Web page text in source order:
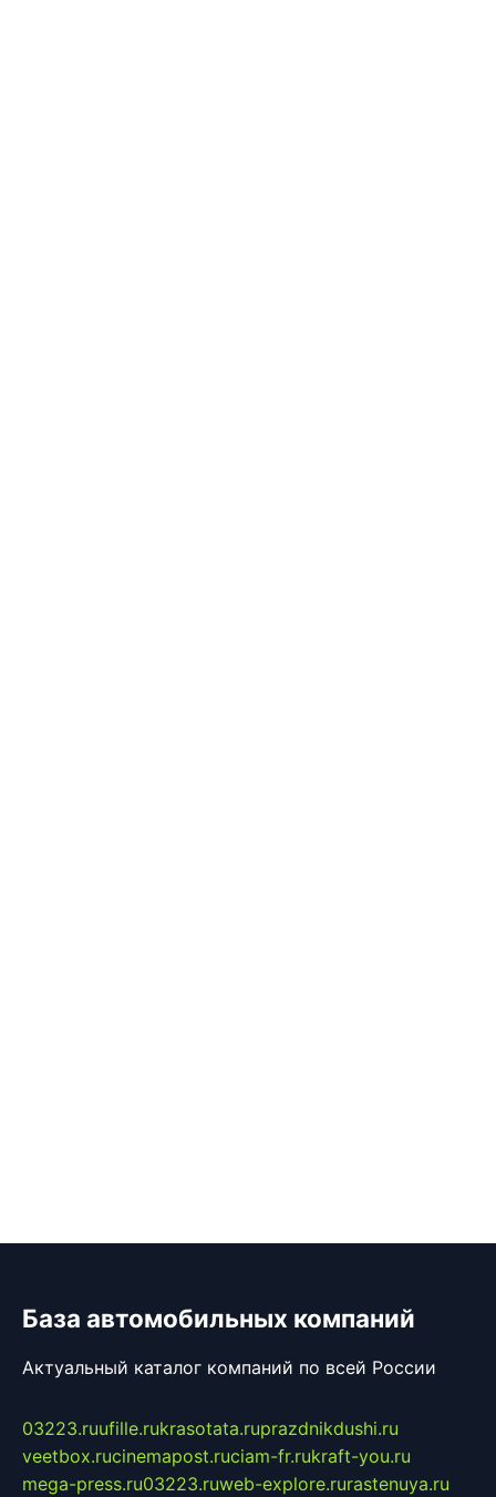
База автомобильных компаний
Актуальный каталог компаний по всей России
03223.ruufille.rukrasotata.ruprazdnikdushi.ru
veetbox.rucinemapost.ruciam-fr.rukraft-you.ru
mega-press.ru03223.ruweb-explore.rurastenuya.ru